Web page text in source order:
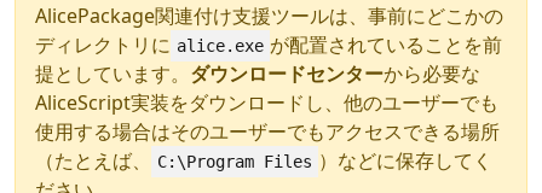
AlicePackage関連付け支援ツールは、事前にどこかの
ディレクトリに alice.exe が配置されていることを前
提としています。 ダウンロードセンターから必要な
AliceScript実装をダウンロードし、他のユーザーでも
使用する場合はそのユーザーでもアクセスできる場所
（たとえば、
C:\Program Files ）などに保存してく